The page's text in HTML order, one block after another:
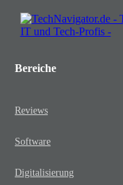
Bereiche
Reviews
Software
Digitalisierung